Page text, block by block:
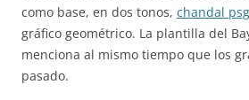
como base, en dos tonos, chandal
gráfico geométrico. La plantilla del
menciona al mismo tiempo que los
pasado.